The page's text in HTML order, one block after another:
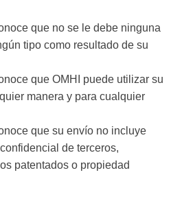
que no se le debe ninguna
tipo como resultado de su
que OMHI puede utilizar su
manera y para cualquier
que su envío no incluye
de terceros,
patentados o propiedad